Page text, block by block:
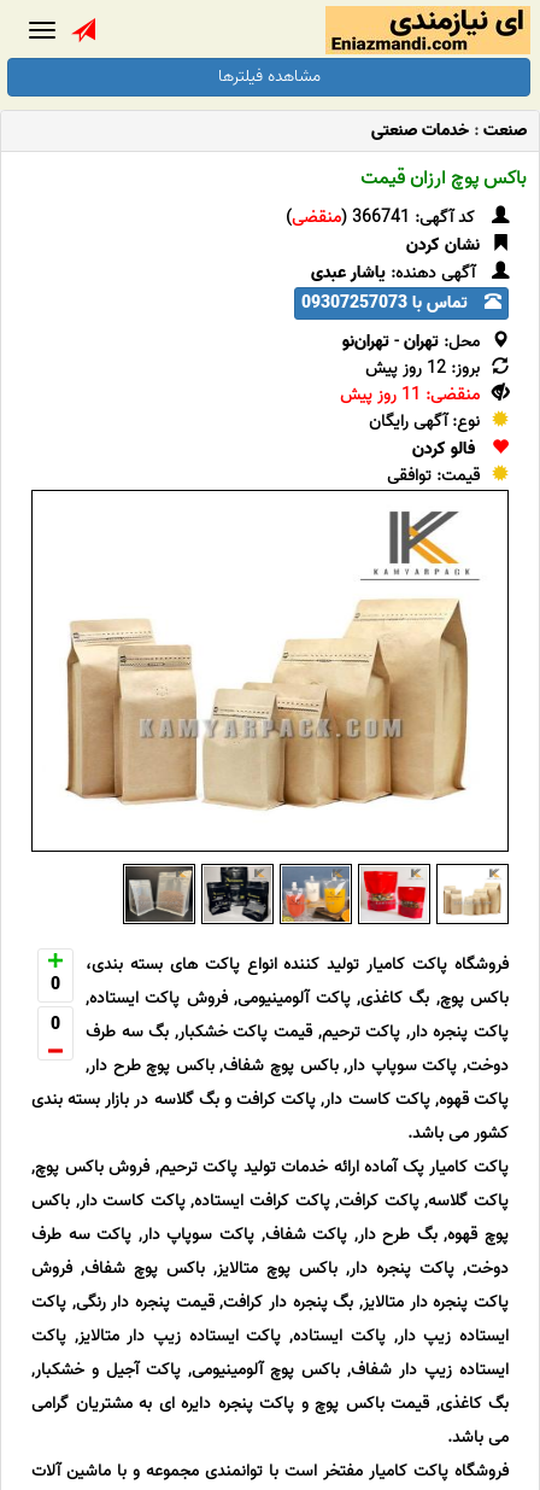
مشاهده فیلترها
صنعت: خدمات صنعتی
باکس پوچ ارزان قیمت
کد آگهی: 366741 ( منقضی)
نشان کردن
آگهی دهنده: یاشار عبدی
تماس با 09307257073
محل: تهران-تهران‌نو
بروز: 12 روز پیش
منقضی: 11 روز پیش
نوع: آگهی رایگان
فالو کردن
قیمت: توافقی
0
0
فروشگاه پاکت کامیار تولید کننده انواع پاکت های بسته بندی،
باکس پوچ, بگ کاغذی, پاکت آلومینیومی, فروش پاکت ایستاده,
پاکت پنجره دار, پاکت ترحیم, قیمت پاکت خشکبار, بگ سه طرف
دوخت, پاکت سوپاپ دار, باکس پوچ شفاف, باکس پوچ طرح دار,
پاکت قهوه, پاکت کاست دار, پاکت کرافت و بگ گلاسه در بازار بسته بندی
کشور می باشد.
پاکت کامیار پک آماده ارائه خدمات تولید پاکت ترحیم, فروش باکس پوچ,
پاکت گلاسه, پاکت کرافت, پاکت کرافت ایستاده, پاکت کاست دار, باکس
پوچ قهوه, بگ طرح دار, پاکت شفاف, پاکت سوپاپ دار, پاکت سه طرف
دوخت, پاکت پنجره دار, باکس پوچ متالایز, باکس پوچ شفاف, فروش
پاکت پنجره دار متالایز, بگ پنجره دار کرافت, قیمت پنجره دار رنگی, پاکت
ایستاده زیپ دار, پاکت ایستاده, پاکت ایستاده زیپ دار متالایز, پاکت
ایستاده زیپ دار شفاف, باکس پوچ آلومینیومی, پاکت آجیل و خشکبار,
بگ کاغذی, قیمت باکس پوچ و پاکت پنجره دایره ای به مشتریان گرامی
می باشد.
فروشگاه پاکت کامیار مفتخر است با توانمندی مجموعه و با ماشین آلات